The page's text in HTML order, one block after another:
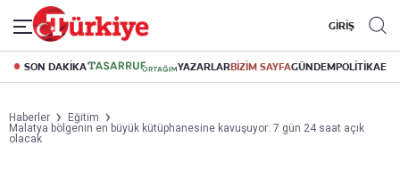
GİRİŞ
SON DAKİKA YAZARLARBİZİM SAYFAGÜNDEMPOLİTİKA
Haberler
Eğitim
Malatya bölgenin en büyük kütüphanesine kavuşuyor: 7 gün 24 saat açık
olacak